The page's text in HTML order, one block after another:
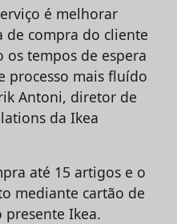
é melhorar
de compra do cliente
os tempos de espera
processo mais fluído
Antoni, diretor de
da Ikea
até 15 artigos e o
mediante cartão de
Ikea.